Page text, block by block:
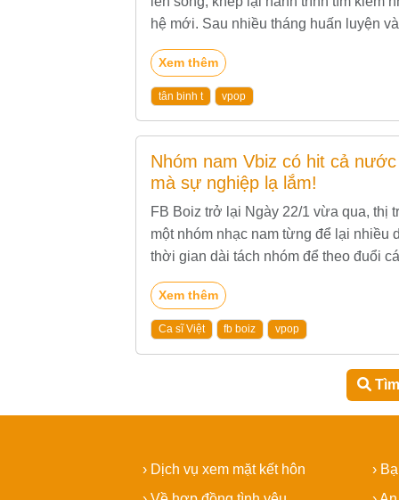
hệ mới. Sau nhiều tháng huấn luyện
ra từ chương...
Xem thêm
tân binh t vpop
Nhóm nam Vbiz có hit cả
mà sự nghiệp lạ lắm!
FB Boiz trở lại Ngày 22/1 vừa qua, thị
một nhóm nhạc nam từng để lại nhiều
thời gian dài tách nhóm để theo đuổi
chính thức...
Xem thêm
Ca sĩ Việt fb boiz vpop
› Dịch vụ xem mặt kết hôn
›